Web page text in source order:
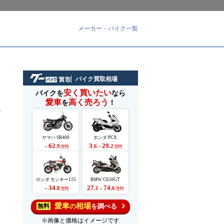
メーカー・バイク一覧
バイク買取相場
バイクを安く買いたいなら
愛車を高く売ろう ！
ヤマハ SR400
～ 62.9 万円
ホンダ PCX
3.6 ～ 29.2 万円
ホンダ モンキー125
～ 34.8万円
BMW C650GT
27.1 ～ 74.6万円
無料 愛車の相場を調べる
※画像と価格はイメージです